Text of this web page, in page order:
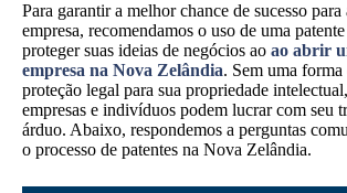
Para garantir a melhor chance de sucesso para
empresa, recomendamos o uso de uma
proteger suas ideias de negócios ao ao abrir
empresa na Nova Zelândia. Sem uma forma
proteção legal para sua propriedade
empresas e indivíduos podem lucrar com seu
árduo. Abaixo, respondemos a perguntas
o processo de patentes na Nova Zelândia.